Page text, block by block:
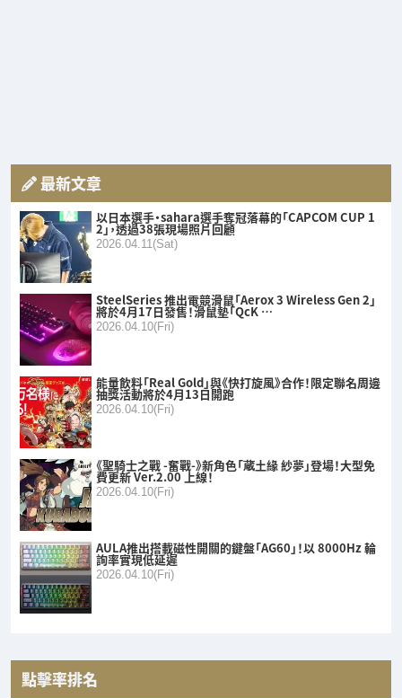
最新文章
以日本選手・sahara選手奪冠落幕的「CAPCOM CUP 1
2」，透過38張現場照片回顧
2026.04.11(Sat)
SteelSeries 推出電競滑鼠「Aerox 3 Wireless Gen 2」
將於4月17日發售！滑鼠墊「QcK …
2026.04.10(Fri)
能量飲料「Real Gold」與《快打旋風》合作！限定聯名周邊
抽獎活動將於4月13日開跑
2026.04.10(Fri)
《聖騎士之戰 -奮戰-》新角色「蔵土緣 紗夢」登場！大型免
費更新 Ver.2.00 上線！
2026.04.10(Fri)
AULA推出搭載磁性開關的鍵盤「AG60」！以 8000Hz 輪
詢率實現低延遲
2026.04.10(Fri)
點擊率排名